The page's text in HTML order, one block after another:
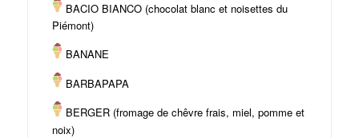
BACIO BIANCO (chocolat blanc et noisettes du
Piémont)
BANANE
BARBAPAPA
BERGER (fromage de chêvre frais, miel, pomme et
noix)